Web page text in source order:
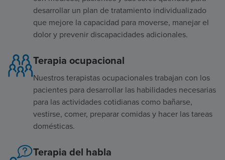
desarrollar un plan de tratamiento individualizado
que mejore la capacidad para moverse, manejar el
dolor y prevenir discapacidades adicionales.
Terapia ocupacional
Nuestros terapistas ocupacionales trabajan con los
pacientes para desarrollar las habilidades necesarias
para las actividades cotidianas como bañarse,
vestirse, comer, preparar comidas y hacer las tareas
domésticas.
Terapia del habla